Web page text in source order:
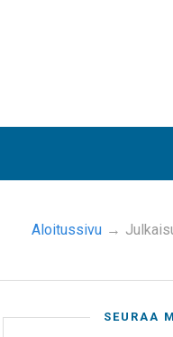
Aloitussivu →
SEURAA